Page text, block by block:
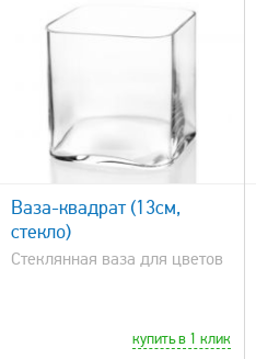
Ваза-квадрат (13см,
стекло)
Стеклянная ваза для цветов
купить в 1 клик
быстрый просмотр